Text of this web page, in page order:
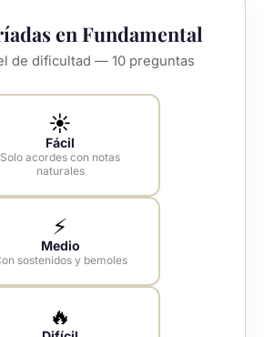
en Fundamental
de dificultad — 10 preguntas
☀️
Fácil
Solo acordes con notas
naturales
⚡
Medio
sostenidos y bemoles
🔥